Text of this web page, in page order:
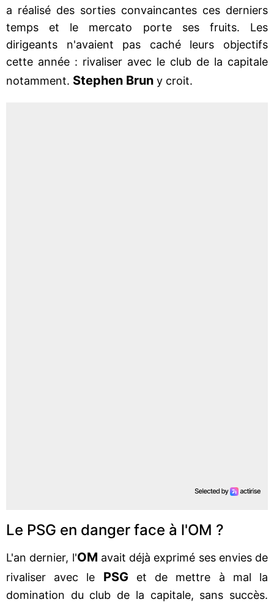
a réalisé des sorties convaincantes ces derniers
temps et le mercato porte ses fruits. Les
dirigeants n'avaient pas caché leurs objectifs
cette année : rivaliser avec le club de la capitale
notamment. Stephen Brun y croit.
Le PSG en danger face à l'OM ?
L'an dernier, l'OM avait déjà exprimé ses envies de
rivaliser avec le PSG
et de mettre à mal la
domination du club de la capitale, sans succès.